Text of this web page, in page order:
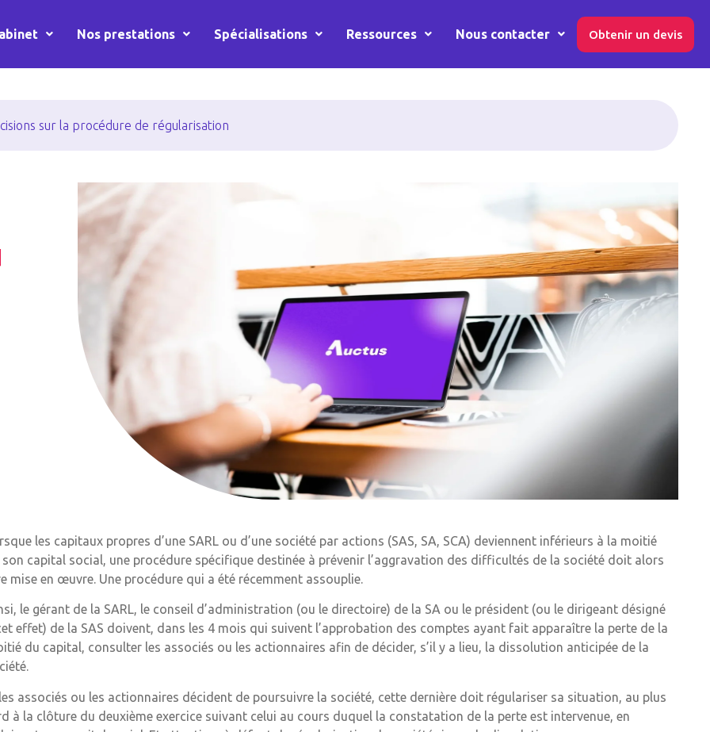
Nos prestations Spécialisations Ressources Nous contacter Obtenir un devis
sur la procédure de régularisation
les capitaux propres d’une SARL ou d’une société par actions (SAS, SA, SCA) deviennent inférieurs à la moitié
son capital social, une procédure spécifique destinée à prévenir l’aggravation des difficultés de la société doit alors
mise en œuvre. Une procédure qui a été récemment assouplie.
le gérant de la SARL, le conseil d’administration (ou le directoire) de la SA ou le président (ou le dirigeant désigné
effet) de la SAS doivent, dans les 4 mois qui suivent l’approbation des comptes ayant fait apparaître la perte de la
du capital, consulter les associés ou les actionnaires afin de décider, s’il y a lieu, la dissolution anticipée de la
associés ou les actionnaires décident de poursuivre la société, cette dernière doit régulariser sa situation, au plus
à la clôture du deuxième exercice suivant celui au cours duquel la constatation de la perte est intervenue, en